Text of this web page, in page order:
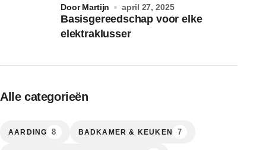
Basisgereedschap voor elke
elektraklusser
door Martijn april 27, 2025
Alle categorieën
AARDING 8 BADKAMER & KEUKEN 7